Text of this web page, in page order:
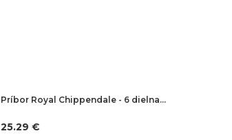
Príbor Royal Chippendale - 6 dielna…
25.29 €